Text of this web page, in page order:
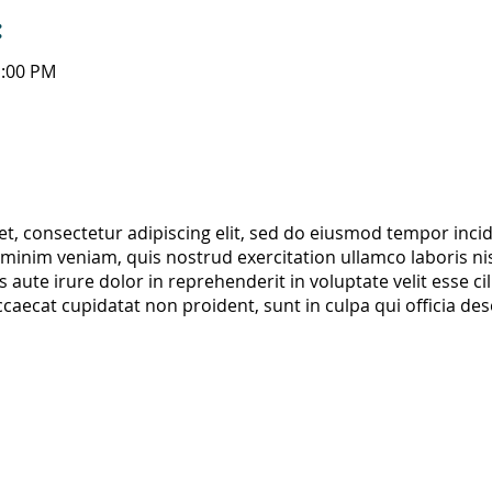
PM
consectetur adipiscing elit, sed do eiusmod tempor
veniam, quis nostrud exercitation ullamco laboris
aute irure dolor in reprehenderit in voluptate velit esse
cupidatat non proident, sunt in culpa qui officia